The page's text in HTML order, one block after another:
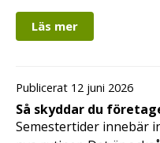
Läs mer
Publicerat 12 juni 2026
Så skyddar du
Semestertider innebär